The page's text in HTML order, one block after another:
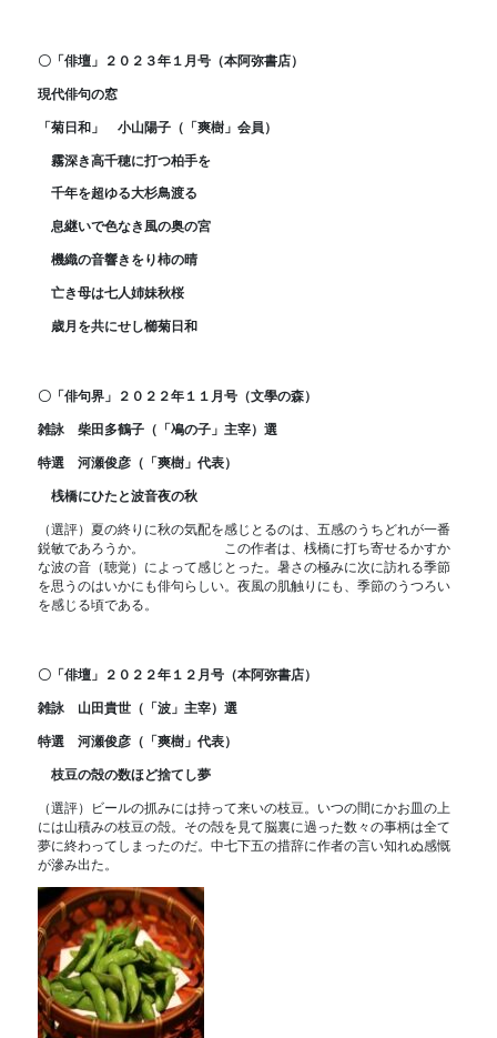
〇「俳壇」２０２３年１月号（本阿弥書店）
現代俳句の窓
「菊日和」 小山陽子（「爽樹」会員）
霧深き高千穂に打つ柏手を
千年を超ゆる大杉鳥渡る
息継いで色なき風の奥の宮
機織の音響きをり柿の晴
亡き母は七人姉妹秋桜
歳月を共にせし櫛菊日和
〇「俳句界」２０２２年１１月号（文學の森）
雑詠 柴田多鶴子（「鳰の子」主宰）選
特選 河瀬俊彦（「爽樹」代表）
桟橋にひたと波音夜の秋
（選評）夏の終りに秋の気配を感じとるのは、五感のうちどれが一番
鋭敏であろうか。 この作者は、桟橋に打ち寄せるかすか
な波の音（聴覚）によって感じとった。暑さの極みに次に訪れる季節
を思うのはいかにも俳句らしい。夜風の肌触りにも、季節のうつろい
を感じる頃である。
〇「俳壇」２０２２年１２月号（本阿弥書店）
雑詠 山田貴世（「波」主宰）選
特選 河瀬俊彦（「爽樹」代表）
枝豆の殻の数ほど捨てし夢
（選評）ビールの抓みには持って来いの枝豆。いつの間にかお皿の上
には山積みの枝豆の殻。その殻を見て脳裏に過った数々の事柄は全て
夢に終わってしまったのだ。中七下五の措辞に作者の言い知れぬ感慨
が滲み出た。